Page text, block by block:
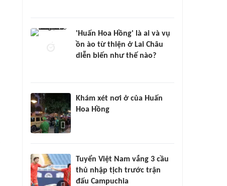
'Huấn Hoa Hồng' là ai và vụ
ồn ào từ thiện ở Lai Châu
diễn biến như thế nào?
Khám xét nơi ở của Huấn
Hoa Hồng
Tuyển Việt Nam vắng 3 cầu
thủ nhập tịch trước trận
đấu Campuchia